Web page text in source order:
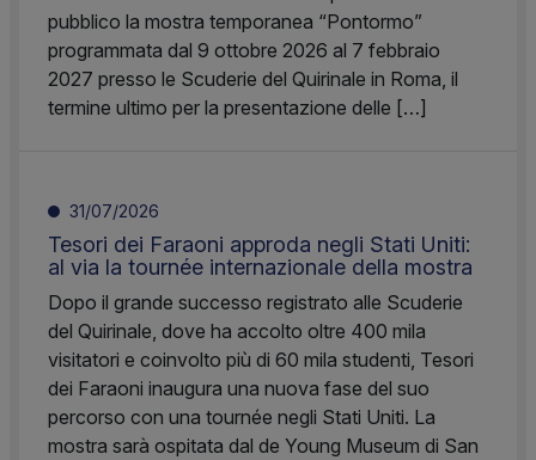
pubblico la mostra temporanea “Pontormo”
programmata dal 9 ottobre 2026 al 7 febbraio
2027 presso le Scuderie del Quirinale in Roma, il
termine ultimo per la presentazione delle […]
31/07/2026
Tesori dei Faraoni approda negli Stati Uniti:
al via la tournée internazionale della mostra
Dopo il grande successo registrato alle Scuderie
del Quirinale, dove ha accolto oltre 400 mila
visitatori e coinvolto più di 60 mila studenti, Tesori
dei Faraoni inaugura una nuova fase del suo
percorso con una tournée negli Stati Uniti. La
mostra sarà ospitata dal de Young Museum di San